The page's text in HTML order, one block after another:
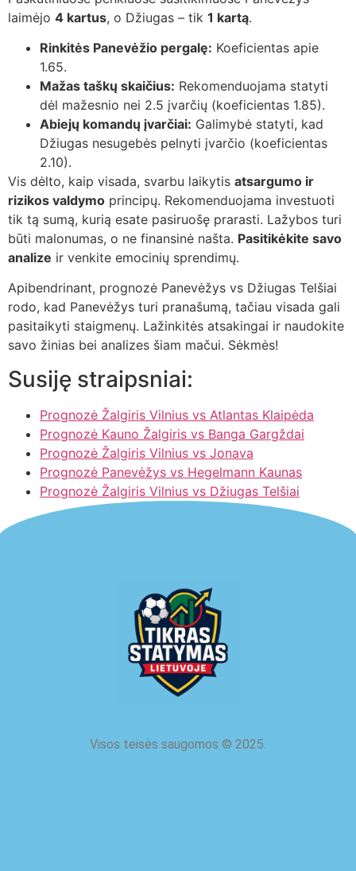
laimėjo 4 kartus, o Džiugas – tik 1 kartą.
Rinkitės Panevėžio pergalę: Koeficientas apie
1.65.
Mažas taškų skaičius: Rekomenduojama statyti
dėl mažesnio nei 2.5 įvarčių (koeficientas 1.85).
Abiejų komandų įvarčiai: Galimybė statyti, kad
Džiugas nesugebės pelnyti įvarčio (koeficientas
2.10).
Vis dėlto, kaip visada, svarbu laikytis atsargumo ir
rizikos valdymo principų. Rekomenduojama investuoti
tik tą sumą, kurią esate pasiruošę prarasti. Lažybos turi
būti malonumas, o ne finansinė našta. Pasitikėkite savo
analize ir venkite emocinių sprendimų.
Apibendrinant, prognozė Panevėžys vs Džiugas Telšiai
rodo, kad Panevėžys turi pranašumą, tačiau visada gali
pasitaikyti staigmenų. Lažinkitės atsakingai ir naudokite
savo žinias bei analizes šiam mačui. Sėkmės!
Susiję straipsniai:
Prognozė Žalgiris Vilnius vs Atlantas Klaipėda
Prognozė Kauno Žalgiris vs Banga Gargždai
Prognozė Žalgiris Vilnius vs Jonava
Prognozė Panevėžys vs Hegelmann Kaunas
Prognozė Žalgiris Vilnius vs Džiugas Telšiai
Visos teisės saugomos © 2025.